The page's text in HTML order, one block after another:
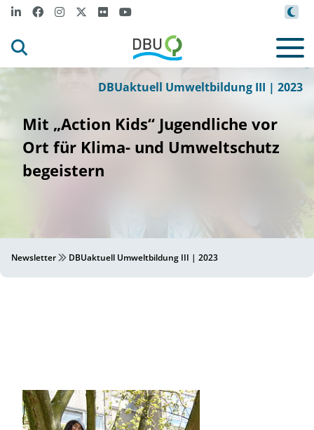
FatCa
era von Get
t y I
DBUaktuell Umweltbildung III | 2023
Mit „Action Kids“ Jugendliche vor
Ort für Klima- und Umweltschutz
begeistern
Newsletter DBUaktuell Umweltbildung III | 2023